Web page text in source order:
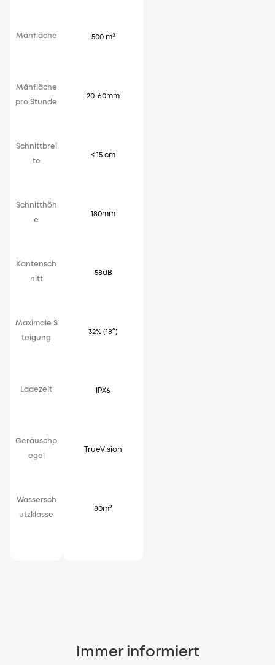
Mähfläche
Mähfläche
pro Stunde
Schnittbrei
te
Schnitthöh
e
Kantensch
nitt
Maximale S
teigung
Ladezeit
Geräuschp
egel
Wassersch
utzklasse
500 m²
20-60mm
< 15 cm
180mm
58dB
32% (18°)
IPX6
TrueVision
80m²
Immer informiert